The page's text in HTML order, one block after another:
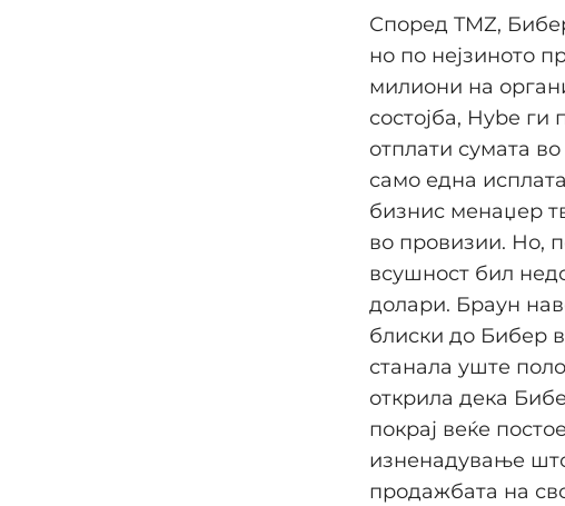
Според TMZ,
но по нејзиното
милиони на
состојба, Hybe
отплати сумата
само една
бизнис менаџер
во провизии. Но,
всушност бил
долари. Браун
блиски до Бибер
станала уште
открила дека
покрај веќе
изненадување
продажбата на